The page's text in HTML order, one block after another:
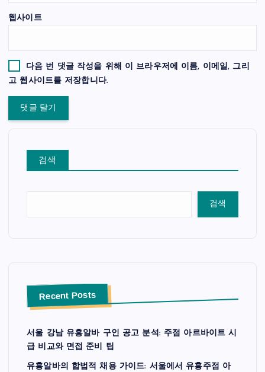
웹사이트
다음 번 댓글 작성을 위해 이 브라우저에 이름, 이메일, 그리
고 웹사이트를 저장합니다.
검색
검색
Recent Posts
서울 강남 유흥알바 구인 공고 분석: 주점 아르바이트 시
급 비교와 면접 준비 팁
유흥알바의 합법적 채용 가이드: 서울에서 유흥주점 아